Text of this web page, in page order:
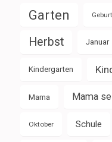
Garten Geburt
Herbst Januar
Kindergarten
Mama Mama
Oktober Schule